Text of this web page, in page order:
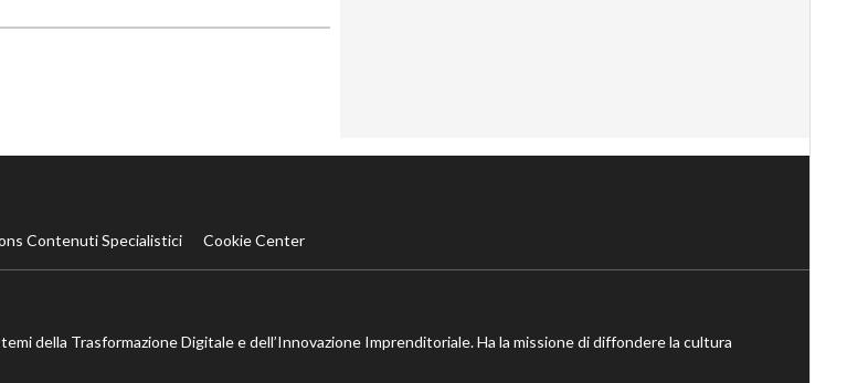
Contenuti Specialistici Cookie Center
della Trasformazione Digitale e dell’Innovazione Imprenditoriale. Ha la missione di diffondere la cultura